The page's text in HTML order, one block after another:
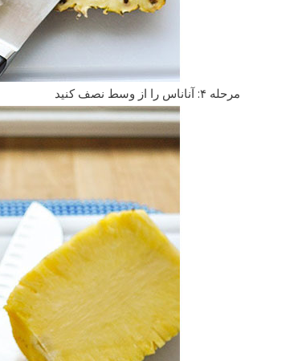
مرحله ۴: آناناس را از وسط نصف کنید